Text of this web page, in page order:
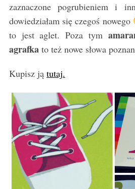
zaznaczone pogrubieniem i
dowiedziałam się czegoś nowego
to jest aglet. Poza tym
agrafkato też nowe słowa
Kupisz ją tutaj.